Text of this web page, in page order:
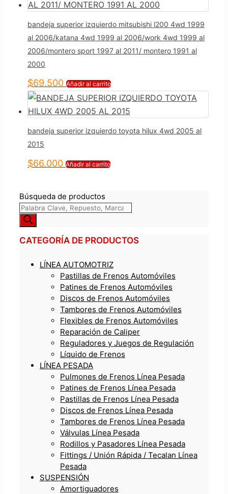
bandeja superior izquierdo mitsubishi l200 4wd 1999
al 2006/katana 4wd 1999 al 2006/work 4wd 1999 al
2006/montero sport 1997 al 2011/ montero 1991 al
2000
$69.500 Añadir al carrito
bandeja superior izquierdo toyota hilux 4wd 2005 al
2015
$66.000 Añadir al carrito
Búsqueda de productos
CATEGORÍA DE PRODUCTOS
LÍNEA AUTOMOTRIZ
Pastillas de Frenos Automóviles
Patines de Frenos Automóviles
Discos de Frenos Automóviles
Tambores de Frenos Automóviles
Flexibles de Frenos Automóviles
Reparación de Caliper
Reguladores y Juegos de Regulación
Líquido de Frenos
LÍNEA PESADA
Pulmones de Frenos Línea Pesada
Patines de Frenos Línea Pesada
Pastillas de Frenos Línea Pesada
Discos de Frenos Línea Pesada
Tambores de Frenos Línea Pesada
Válvulas Línea Pesada
Rodillos y Pasadores Línea Pesada
Fittings / Unión Rápida / Tecalan Línea
Pesada
SUSPENSIÓN
Amortiguadores